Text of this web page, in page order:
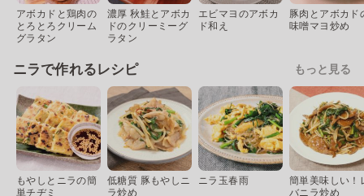
アボカドと鶏肉の
とろとろクリーム
グラタン
濃厚 秋鮭とアボカ
ドのクリーミーグ
ラタン
エビマヨのアボカ
ド和え
豚肉とアボカド
味噌マヨ炒め
ニラで作れるレシピ もっと見る
もやしとニラの簡
単チヂミ
低糖質 豚もやしニ
ラ炒め
ニラ玉春雨
簡単美味しい！
バニラ炒め